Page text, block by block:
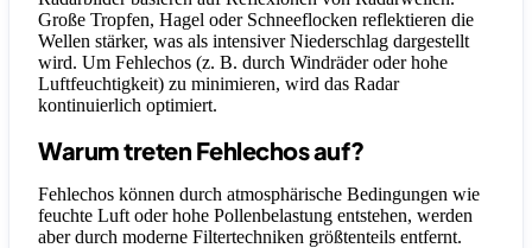
Große Tropfen, Hagel oder Schneeflocken reflektieren die
Wellen stärker, was als intensiver Niederschlag dargestellt
wird. Um Fehlechos (z. B. durch Windräder oder hohe
Luftfeuchtigkeit) zu minimieren, wird das Radar
kontinuierlich optimiert.
Warum treten Fehlechos auf?
Fehlechos können durch atmosphärische Bedingungen wie
feuchte Luft oder hohe Pollenbelastung entstehen, werden
aber durch moderne Filtertechniken größtenteils entfernt.